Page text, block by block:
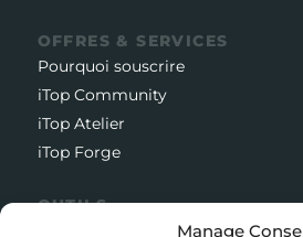
Manage
OFFRES & SERVICES
Pourquoi souscrire
iTop Community
iTop Atelier
iTop Forge
OUTILS